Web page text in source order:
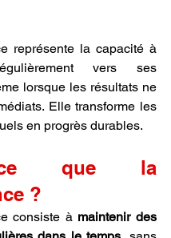
représente la capacité à
vers ses
lorsque les résultats ne
Elle transforme les
en progrès durables.
ce que la
?
consiste à maintenir des